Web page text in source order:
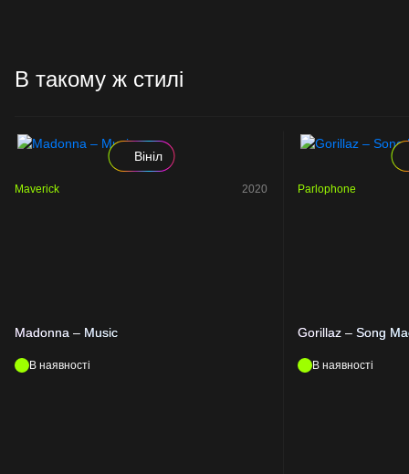
В такому ж стилі
Вініл
Maverick 2020
Madonna – Music
В наявності
Parlophone
Gorillaz – Song
В наявності